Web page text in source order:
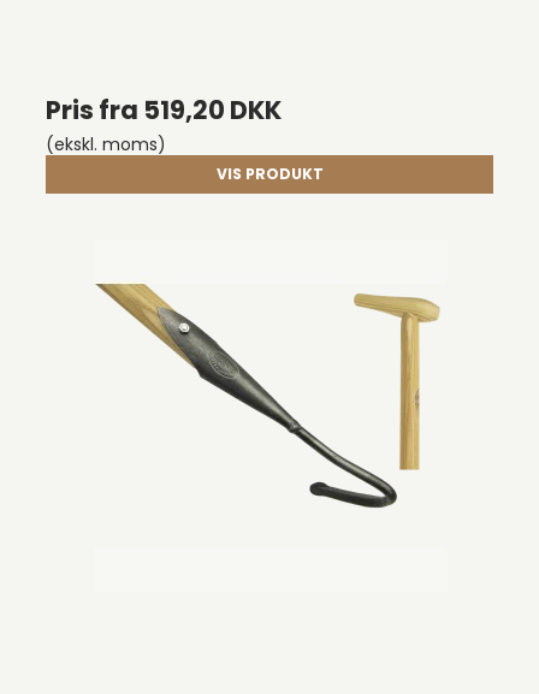
Pris fra 519,20 DKK
(ekskl. moms)
VIS PRODUKT